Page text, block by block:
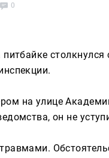
0
питбайке
на улице
он не